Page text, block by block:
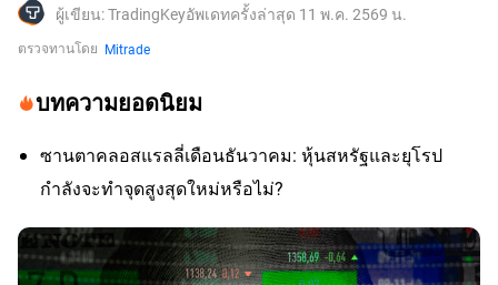
ผู้เขียน:TradingKeyอัพเดทครั้งล่าสุด 11 พ.ค. 2569 น.
ตรวจทานโดย Mitrade
บทความยอดนิยม
ซานตาคลอสแรลลี่เดือนธันวาคม: หุ้นสหรัฐและยุโรป
กำลังจะทำจุดสูงสุดใหม่หรือไม่?